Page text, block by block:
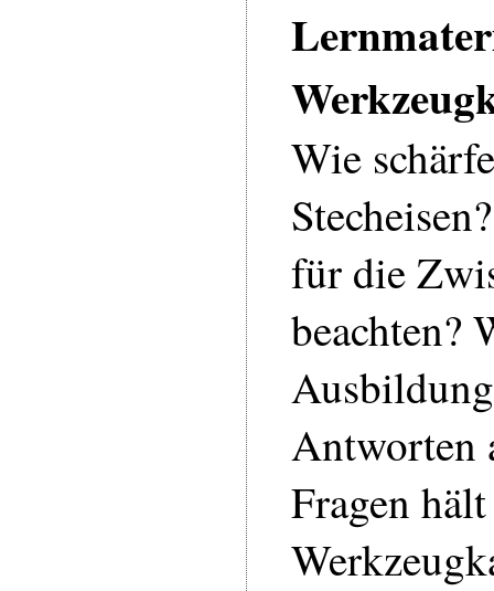
Wie
für die
beachten?
Antworten
Fragen